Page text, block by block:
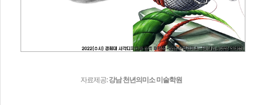
자료제공:강남 천년의미소 미술학원